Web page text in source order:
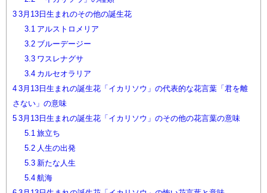
3 3月13日生まれのその他の誕生花
3.1
アルストロメリア
3.2ブルーデージー
3.3ワスレナグサ
3.4カルセオラリア
4 3月13日生まれの誕生花「イカリソウ」の代表的な花言葉「君を離
さない」の意味
5 3月13日生まれの誕生花「イカリソウ」のその他の花言葉の意味
5.1 旅立ち
5.2人生の出発
5.3新たな人生
5.4航海